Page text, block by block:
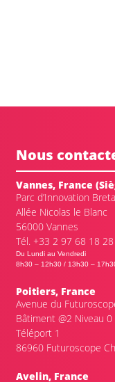
Nous
Vannes, France
Parc d’Innovation
Allée Nicolas le Blanc
56000 Vannes
Tél. +33 2 97 68 18 28
Du Lundi au Vendredi
8h30 – 12h30 / 13h30 –
Poitiers, France
Avenue du
Bâtiment @2 Niveau
Téléport 1
86960 Futuroscope
Avelin, France